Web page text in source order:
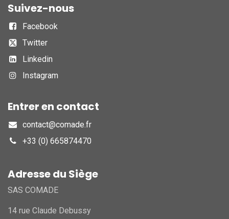
Suivez-nous
Facebook
Twitter
Linkedin
Instagram
Entrer en contact
contact@comade.fr
+33 (0) 665874470
Adresse du Siège
SAS COMADE
14 rue Claude Debussy